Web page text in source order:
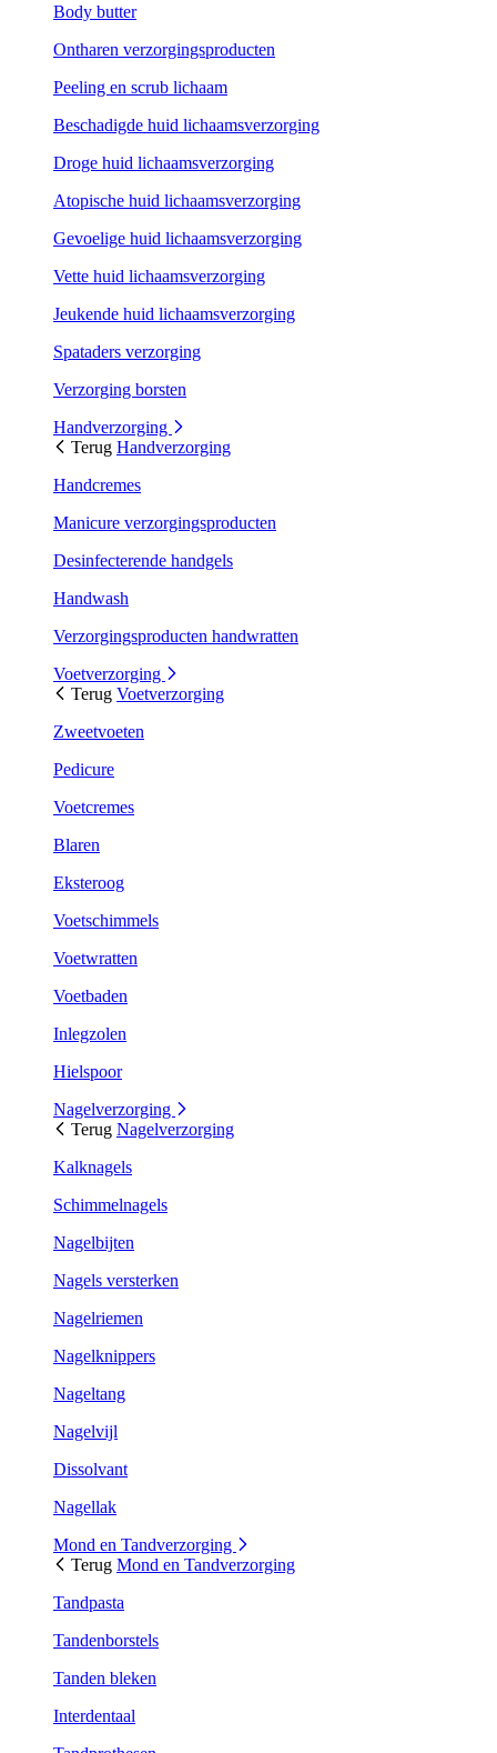
Body butter
Ontharen verzorgingsproducten
Peeling en scrub lichaam
Beschadigde huid lichaamsverzorging
Droge huid lichaamsverzorging
Atopische huid lichaamsverzorging
Gevoelige huid lichaamsverzorging
Vette huid lichaamsverzorging
Jeukende huid lichaamsverzorging
Spataders verzorging
Verzorging borsten
Handverzorging
Terug Handverzorging
Handcremes
Manicure verzorgingsproducten
Desinfecterende handgels
Handwash
Verzorgingsproducten handwratten
Voetverzorging
Terug Voetverzorging
Zweetvoeten
Pedicure
Voetcremes
Blaren
Eksteroog
Voetschimmels
Voetwratten
Voetbaden
Inlegzolen
Hielspoor
Nagelverzorging
Terug Nagelverzorging
Kalknagels
Schimmelnagels
Nagelbijten
Nagels versterken
Nagelriemen
Nagelknippers
Nageltang
Nagelvijl
Dissolvant
Nagellak
Mond en Tandverzorging
Terug Mond en Tandverzorging
Tandpasta
Tandenborstels
Tanden bleken
Interdentaal